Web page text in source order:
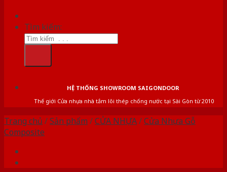
Tìm kiếm:
HỆ THỐNG SHOWROOM SAIGONDOOR
Thế giới Cửa nhựa nhà tắm lõi thép chống nước tại Sài Gòn từ 2010
Trang chủ /Sản phẩm /CỬA NHỰA/Cửa Nhựa Gỗ
Composite